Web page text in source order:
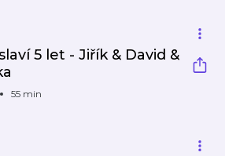
5 let - Jiřík & David &
55 min